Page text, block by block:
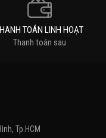
TOÁN LINH HOẠT
Thanh toán sau
Tp.HCM